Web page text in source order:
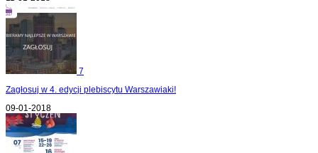
7
Zagłosuj w 4. edycji plebiscytu Warszawiaki!
09-01-2018